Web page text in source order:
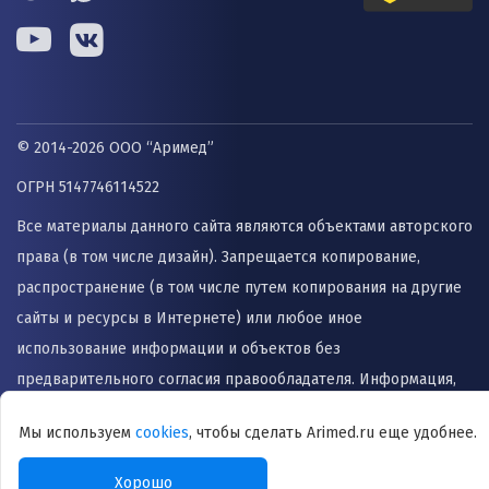
© 2014-2026 ООО “Аримед”
ОГРН 5147746114522
Все материалы данного сайта являются объектами авторского
права (в том числе дизайн). Запрещается копирование,
распространение (в том числе путем копирования на другие
сайты и ресурсы в Интернете) или любое иное
использование информации и объектов без
предварительного согласия правообладателя. Информация,
может быть использована для назначения лечения и
Мы используем cookies, чтобы сделать Arimed.ru еще удобнее.
Хорошо